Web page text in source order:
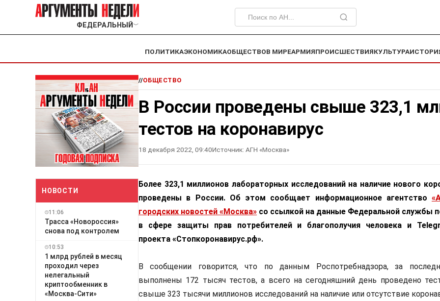
ФЕДЕРАЛЬНЫЙ ﹀
ПОЛИТИКАЭКОНОМИКАОБЩЕСТВОВ МИРЕАРМИЯПРОИСШЕСТВИЯКУЛЬТУРА
НОВОСТИ
11:06
Трасса «Новороссия»
снова под контролем
10:53
1 млрд рублей в месяц
проходил через
нелегальный
криптообменник в
«Москва-Сити»
//ОБЩЕСТВО
В России проведены свыше 323,1
тестов на коронавирус
18 декабря 2022, 09:40Источник: АГН «Москва»
Более 323,1 миллионов лабораторных исследований на наличие нового
проведены в России. Об этом сообщает информационное агентство
городских новостей «Москва» со ссылкой на данные Федеральной службы
в сфере защиты прав потребителей и благополучия человека и
проекта «Стопкоронавирус.рф».
В сообщении говорится, что по данным Роспотребнадзора, за
выполнены 172 тысяч тестов, а всего на сегодняшний день проведено
свыше 323 тысячи миллионов исследований на наличие или отсутствие